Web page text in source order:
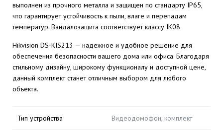
выполнен из прочного металла и защищен по стандарту IP65,
что гарантирует устойчивость к пыли, влаге и перепадам
температур. Вандалозащита соответствует классу IK08
Hikvision DS-KIS213 — надежное и удобное решение для
обеспечения безопасности вашего дома или офиса. Благодаря
стильному дизайну, широкому функционалу и доступной цене,
данный комплект станет отличным выбором для любого
объекта.
Тип устройства Видеодомофон, комплект